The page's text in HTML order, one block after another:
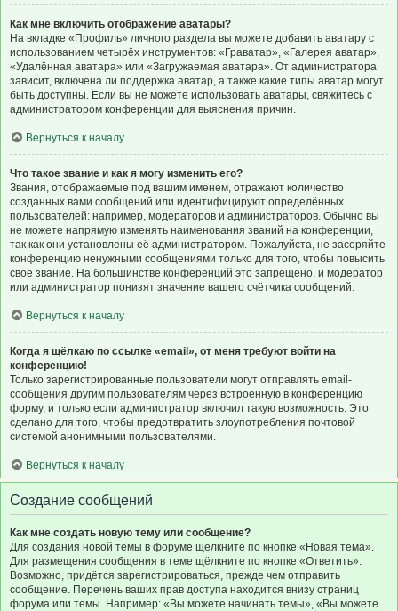
Как мне включить отображение аватары?
На вкладке «Профиль» личного раздела вы можете добавить аватару с
использованием четырёх инструментов: «Граватар», «Галерея аватар»,
«Удалённая аватара» или «Загружаемая аватара». От администратора
зависит, включена ли поддержка аватар, а также какие типы аватар могут
быть доступны. Если вы не можете использовать аватары, свяжитесь с
администратором конференции для выяснения причин.
Вернуться к началу
Что такое звание и как я могу изменить его?
Звания, отображаемые под вашим именем, отражают количество
созданных вами сообщений или идентифицируют определённых
пользователей: например, модераторов и администраторов. Обычно вы
не можете напрямую изменять наименования званий на конференции,
так как они установлены её администратором. Пожалуйста, не засоряйте
конференцию ненужными сообщениями только для того, чтобы повысить
своё звание. На большинстве конференций это запрещено, и модератор
или администратор понизят значение вашего счётчика сообщений.
Вернуться к началу
Когда я щёлкаю по ссылке «email», от меня требуют войти на
конференцию!
Только зарегистрированные пользователи могут отправлять email-
сообщения другим пользователям через встроенную в конференцию
форму, и только если администратор включил такую возможность. Это
сделано для того, чтобы предотвратить злоупотребления почтовой
системой анонимными пользователями.
Вернуться к началу
Создание сообщений
Как мне создать новую тему или сообщение?
Для создания новой темы в форуме щёлкните по кнопке «Новая тема».
Для размещения сообщения в теме щёлкните по кнопке «Ответить».
Возможно, придётся зарегистрироваться, прежде чем отправить
сообщение. Перечень ваших прав доступа находится внизу страниц
форума или темы. Например: «Вы можете начинать темы», «Вы можете